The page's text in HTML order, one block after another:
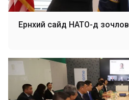
Ерөнхий сайд НАТО-д зочлов